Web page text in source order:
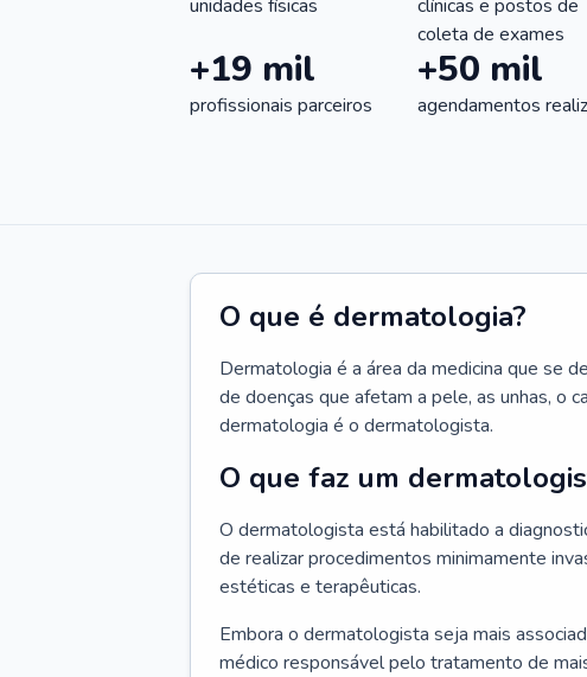
unidades físicas
clínicas e postos de
coleta de exames
+19 mil
profissionais parceiros
+50 mil
agendamentos
O que é dermatologia?
Dermatologia é a área da medicina que se
de doenças que afetam a pele, as unhas, o
dermatologia é o dermatologista.
O que faz um
O dermatologista está habilitado a
de realizar procedimentos minimamente
estéticas e terapêuticas.
Embora o dermatologista seja mais
médico responsável pelo tratamento de